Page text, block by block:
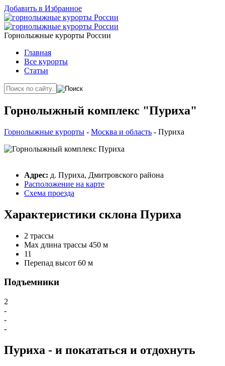
Добавить в Избранное
Горнолыжные курорты России
Главная
Все курорты
Статьи
Горнолыжный комплекс "Пуриха"
Горнолыжные курорты - Москва и область - Пуриха
Адрес: д. Пуриха, Дмитровского района
Расположение на карте
Схема проезда
Характеристики склона Пуриха
2 трассы
Max длина трассы 450 м
11
Перепад высот 60 м
Подъемники
2
-
-
-
Пуриха - и покататься и отдохнуть